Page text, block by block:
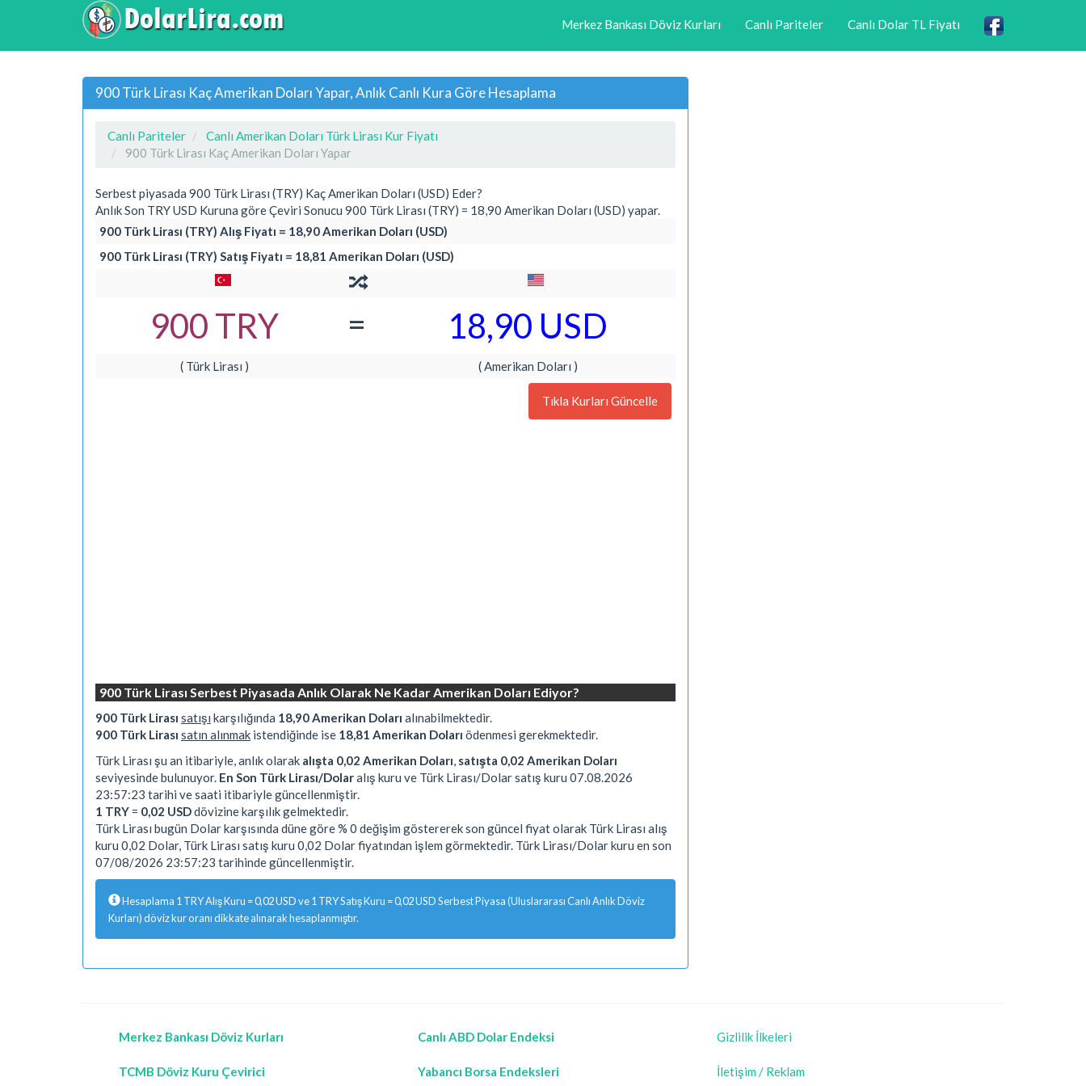
Merkez Bankası Döviz Kurları Canlı Pariteler Canlı Dolar TL Fiyatı
900 Türk Lirası Kaç Amerikan Doları Yapar, Anlık Canlı Kura Göre Hesaplama
Canlı Pariteler
Canlı Amerikan Doları Türk Lirası Kur Fiyatı
900 Türk Lirası Kaç Amerikan Doları Yapar
Serbest piyasada 900 Türk Lirası (TRY) Kaç Amerikan Doları (USD) Eder?
Anlık Son TRY USD Kuruna göre Çeviri Sonucu 900 Türk Lirası (TRY) = 18,90 Amerikan Doları (USD) yapar.
900 Türk Lirası (TRY) Alış Fiyatı = 18,90 Amerikan Doları (USD)
900 Türk Lirası (TRY) Satış Fiyatı = 18,81 Amerikan Doları (USD)
900 TRY = 18,90 USD
( Türk Lirası ) ( Amerikan Doları )
Tıkla Kurları Güncelle
900 Türk Lirası Serbest Piyasada Anlık Olarak Ne Kadar Amerikan Doları Ediyor?
900 Türk Lirası satışı karşılığında 18,90 Amerikan Doları alınabilmektedir.
900 Türk Lirası satın alınmak istendiğinde ise 18,81 Amerikan Doları ödenmesi gerekmektedir.
Türk Lirası şu an itibariyle, anlık olarak alışta 0,02 Amerikan Doları satışta 0,02 Amerikan Doları
seviyesinde bulunuyor. En Son Türk Lirası/Dolaralış kuru ve Türk Lirası/Dolar satış kuru 07.08.2026
23:57:23 tarihi ve saati itibariyle güncellenmiştir.
1 TRY = 0,02 USDdövizine karşılık gelmektedir.
Türk Lirası bugün Dolar karşısında düne göre % 0 değişim göstererek son güncel fiyat olarak Türk Lirası alış
kuru 0,02 Dolar, Türk Lirası satış kuru 0,02 Dolar fiyatından işlem görmektedir. Türk Lirası/Dolar kuru en son
07/08/2026 23:57:23 tarihinde güncellenmiştir.
Hesaplama 1 TRY Alış Kuru = 0,02 USD ve 1 TRY Satış Kuru = 0,02 USD Serbest Piyasa (Uluslararası Canlı Anlık Döviz
Kurları) döviz kur oranı dikkate alınarak hesaplanmıştır.
Merkez Bankası Döviz Kurları
TCMB Döviz Kuru Çevirici
Canlı ABD Dolar Endeksi
Yabancı Borsa Endeksleri
Gizlilik İlkeleri
İletişim / Reklam